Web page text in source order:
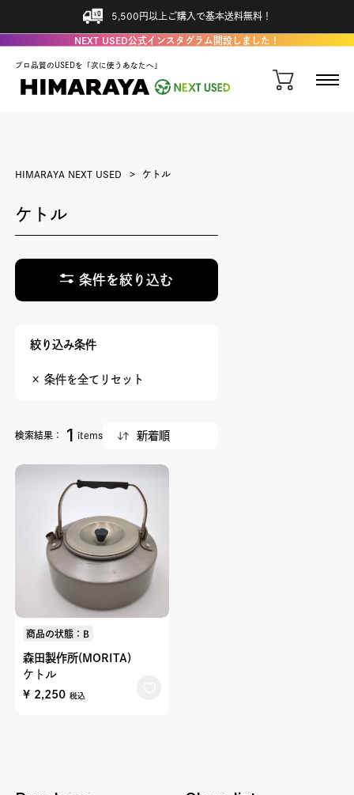
5,500円以上ご購入で基本送料無料！
NEXT USED公式インスタグラム開設しました！
プロ品質のUSEDを「次に使うあなたへ」
HIMARAYA NEXT USED ケトル
ケトル
条件を絞り込む
絞り込み条件
× 条件を全てリセット
検索結果： 1 items
商品の状態：B
森田製作所(MORITA)
ケトル
¥ 2,250 税込